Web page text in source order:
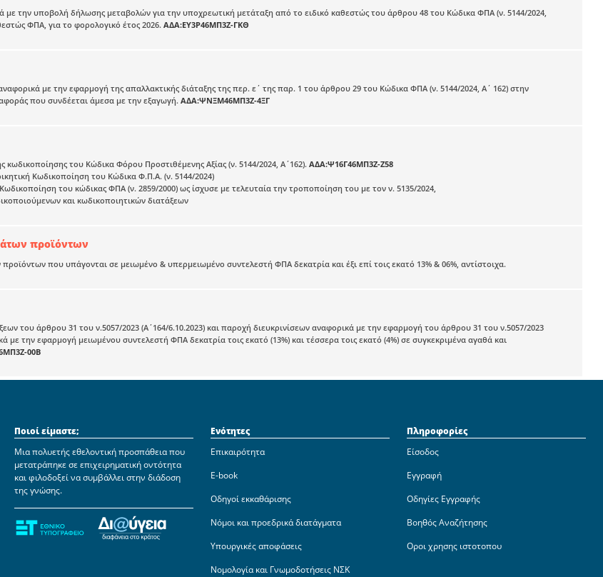
με την υποβολή δήλωσης μεταβολών για την υποχρεωτική μετάταξη από το ειδικό καθεστώς του άρθρου 48 του Κώδικα ΦΠΑ (ν. 5144/2024,
ΦΠΑ, για το φορολογικό έτος 2026. ΑΔΑ:ΕΥ3Ρ46ΜΠ3Ζ-ΓΚΘ
με την εφαρμογή της απαλλακτικής διάταξης της περ. ε΄ της παρ. 1 του άρθρου 29 του Κώδικα ΦΠΑ (ν. 5144/2024, A΄ 162) στην
που συνδέεται άμεσα με την εξαγωγή. ΑΔΑ:ΨΝΞΜ46ΜΠ3Ζ-4ΞΓ
κωδικοποίησης του Κώδικα Φόρου Προστιθέμενης Αξίας (ν. 5144/2024, Α΄162). ΑΔΑ:Ψ16Γ46ΜΠ3Ζ-Ζ58
Κωδικοποίηση του Κώδικα Φ.Π.Α. (ν. 5144/2024)
Κωδικοποίηση του κώδικας ΦΠΑ (ν. 2859/2000) ως ίσχυσε με τελευταία την τροποποίηση του με τον ν. 5135/2024,
και κωδικοποιητικών διατάξεων
προϊόντων
που υπάγονται σε μειωμένο & υπερμειωμένο συντελεστή ΦΠΑ δεκατρία και έξι επί τοις εκατό 13% & 06%, αντίστοιχα.
του άρθρου 31 του ν.5057/2023 (Α΄164/6.10.2023) και παροχή διευκρινίσεων αναφορικά με την εφαρμογή του άρθρου 31 του ν.5057/2023
με την εφαρμογή μειωμένου συντελεστή ΦΠΑ δεκατρία τοις εκατό (13%) και τέσσερα τοις εκατό (4%) σε συγκεκριμένα αγαθά και
00Β
Ποιοί είμαστε;
Μια πολυετής εθελοντική προσπάθεια που
μετατράπηκε σε επιχειρηματική οντότητα
και φιλοδοξεί να συμβάλλει στην διάδοση
της γνώσης.
Ενότητες
Επικαιρότητα
E-book
Οδηγοί εκκαθάρισης
Νόμοι και προεδρικά διατάγματα
Υπουργικές αποφάσεις
Νομολογία και Γνωμοδοτήσεις ΝΣΚ
Πληροφορίες
Είσοδος
Εγγραφή
Οδηγίες Εγγραφής
Βοηθός Αναζήτησης
Οροι χρησης ιστοτοπου